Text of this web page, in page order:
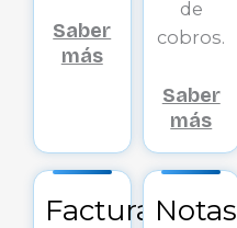
Saber
más
de
cobros.
Saber
más
Facturación
Notas